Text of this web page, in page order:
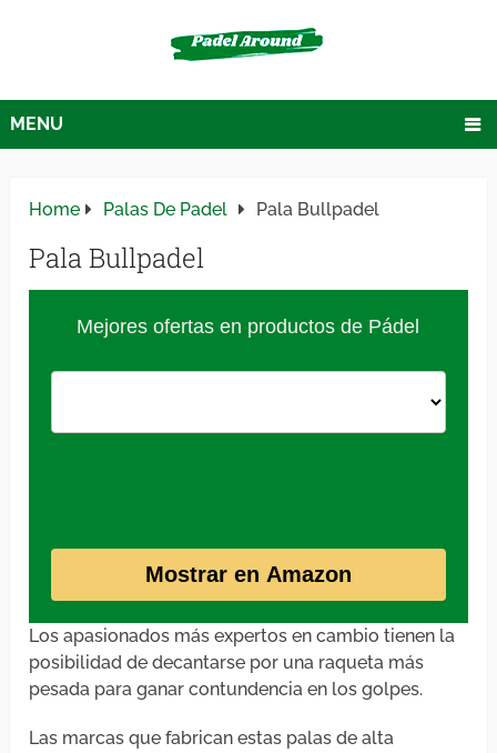
MENU
Home Palas De Padel Pala Bullpadel
Pala Bullpadel
Mejores ofertas en productos de Pádel
Mostrar en Amazon
Los apasionados más expertos en cambio tienen la
posibilidad de decantarse por una raqueta más
pesada para ganar contundencia en los golpes.
Las marcas que fabrican estas palas de alta